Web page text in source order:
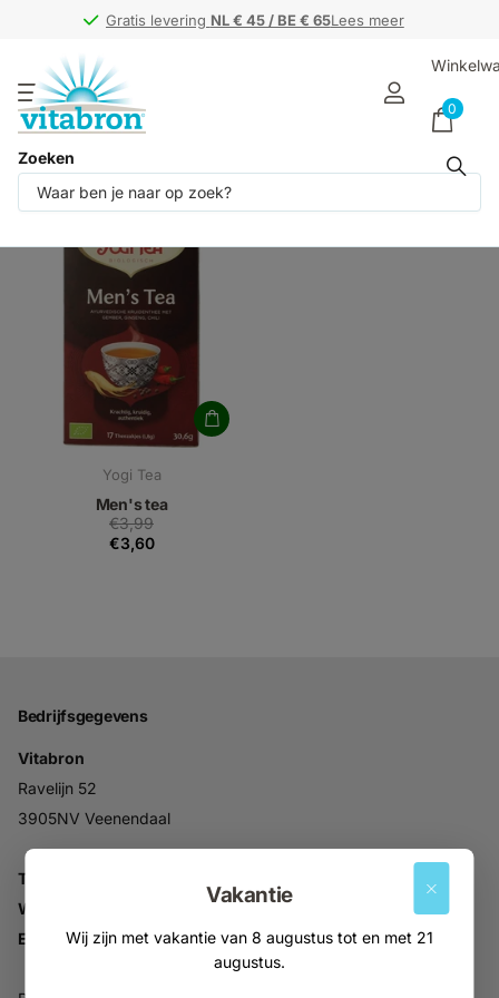
Gratis levering NL € 45 / BE € 65Lees meer
Gratis levering NL € 45 / BE € 65
Zoeken
0
Vakantie
Wij zijn met vakantie van 8 augustus tot en met 21
augustus.
Producten (1)
Yogi Tea
Men's tea
€3,99
€3,60
Bedrijfsgegevens
Vitabron
Ravelijn 52
3905NV Veenendaal
Tel:
Whatsapp:
Email:info@vitabron.nl